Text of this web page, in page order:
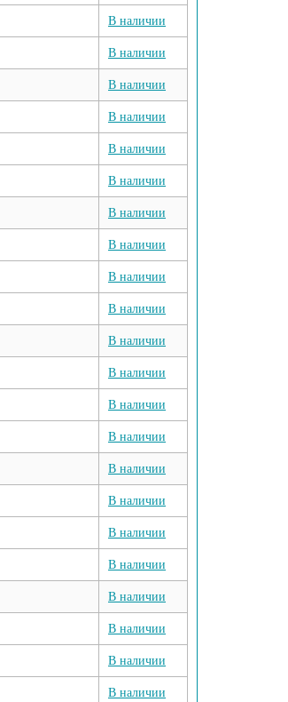
В наличии
В наличии
В наличии
В наличии
В наличии
В наличии
В наличии
В наличии
В наличии
В наличии
В наличии
В наличии
В наличии
В наличии
В наличии
В наличии
В наличии
В наличии
В наличии
В наличии
В наличии
В наличии